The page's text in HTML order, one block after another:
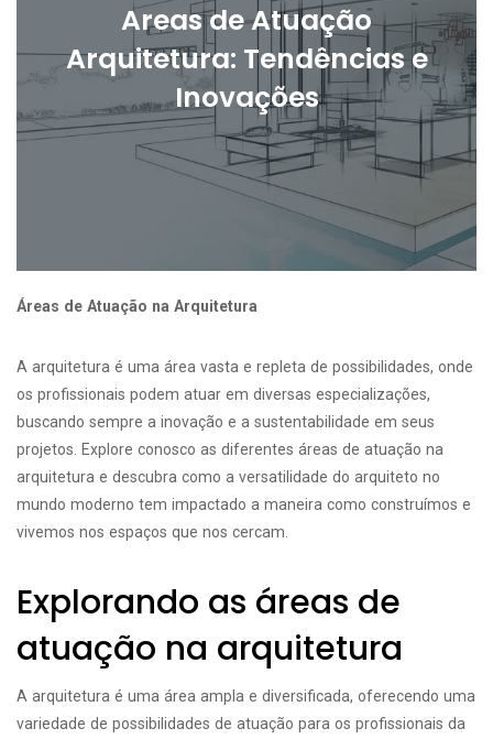
Areas de Atuação
Arquitetura: Tendências e
Inovações
Áreas de Atuação na Arquitetura
A arquitetura é uma área vasta e repleta de possibilidades, onde
os profissionais podem atuar em diversas especializações,
buscando sempre a inovação e a sustentabilidade em seus
projetos. Explore conosco as diferentes áreas de atuação na
arquitetura e descubra como a versatilidade do arquiteto no
mundo moderno tem impactado a maneira como construímos e
vivemos nos espaços que nos cercam.
Explorando as áreas de
atuação na arquitetura
A arquitetura é uma área ampla e diversificada, oferecendo uma
variedade de possibilidades de atuação para os profissionais da